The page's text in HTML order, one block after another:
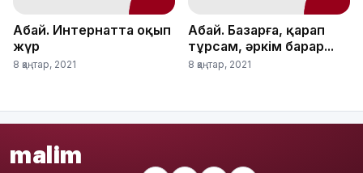
Абай. Интернатта оқып
жүр
8 қаңтар, 2021
Абай. Базарға, қарап
тұрсам, әркім барар...
8 қаңтар, 2021
malim